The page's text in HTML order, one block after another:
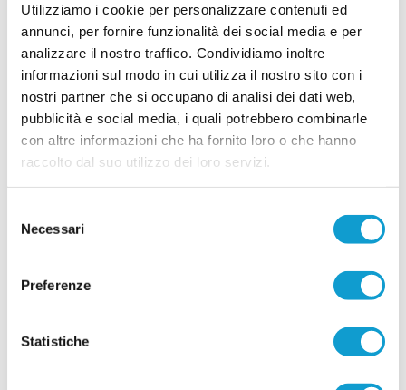
Utilizziamo i cookie per personalizzare contenuti ed
annunci, per fornire funzionalità dei social media e per
analizzare il nostro traffico. Condividiamo inoltre
informazioni sul modo in cui utilizza il nostro sito con i
nostri partner che si occupano di analisi dei dati web,
pubblicità e social media, i quali potrebbero combinarle
con altre informazioni che ha fornito loro o che hanno
raccolto dal suo utilizzo dei loro servizi.
delNecessari
Preferenze
Statistiche
PORTO SANT'ELPIDIO. Cannoni nuovo DS:
"Ripartiamo con idee chiare"
Ripartire da zero, puntando sui giovani del
questa la missione di Alessandro Cannoni, nuovo
direttore sportivo del Porto Sant'Elpidio, chiamato
campionato di Promo...leggi
20/07/2026
riconferme
Il Piane MG prosegue la costruzione della rosa in
annunciati nei giorni scorsi, la società ha